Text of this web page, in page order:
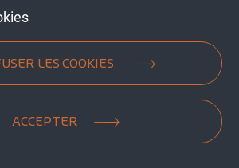
vitrées sont idéales pour les
notamment ceux ayant des
offrent une protection optimale
d'effraction tout en conservant une
pour les commerces.
et/ou notre intérêt légitime :
mesure de performance du contenu,
...
LES COOKIES
ACCEPTER